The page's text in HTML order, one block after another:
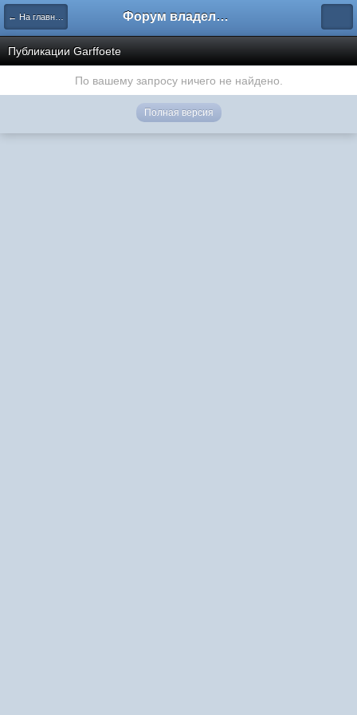
← На главную Форум владельцев интернет-магазинов
Публикации Garffoete
По вашему запросу ничего не найдено.
Полная версия